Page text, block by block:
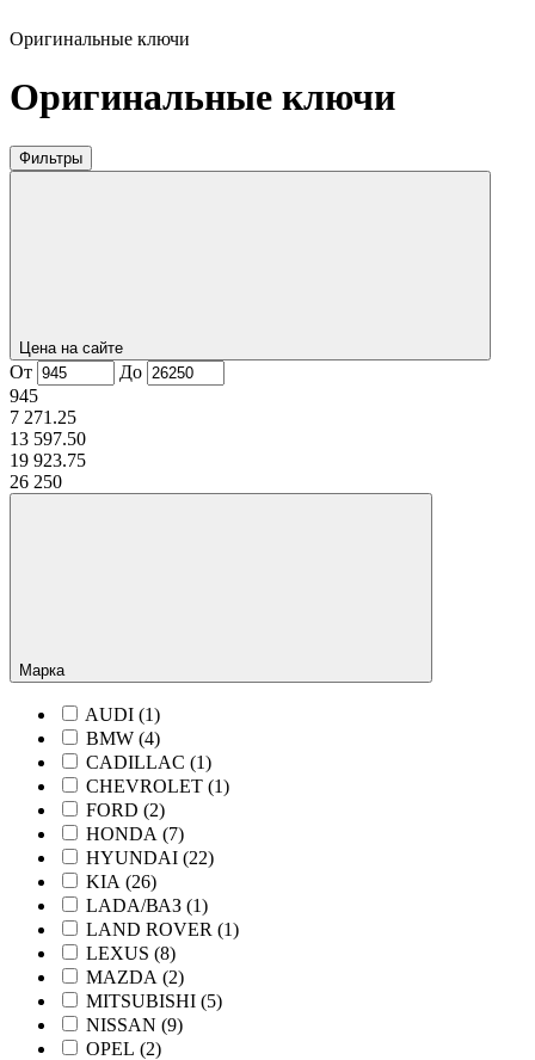
Оригинальные ключи
Оригинальные ключи
Фильтры
Цена на сайте
От
До
945
7 271.25
13 597.50
19 923.75
26 250
Марка
AUDI (1)
BMW (4)
CADILLAC (1)
CHEVROLET (1)
FORD (2)
HONDA (7)
HYUNDAI (22)
KIA (26)
LADA/ВАЗ (1)
LAND ROVER (1)
LEXUS (8)
MAZDA (2)
MITSUBISHI (5)
NISSAN (9)
OPEL (2)